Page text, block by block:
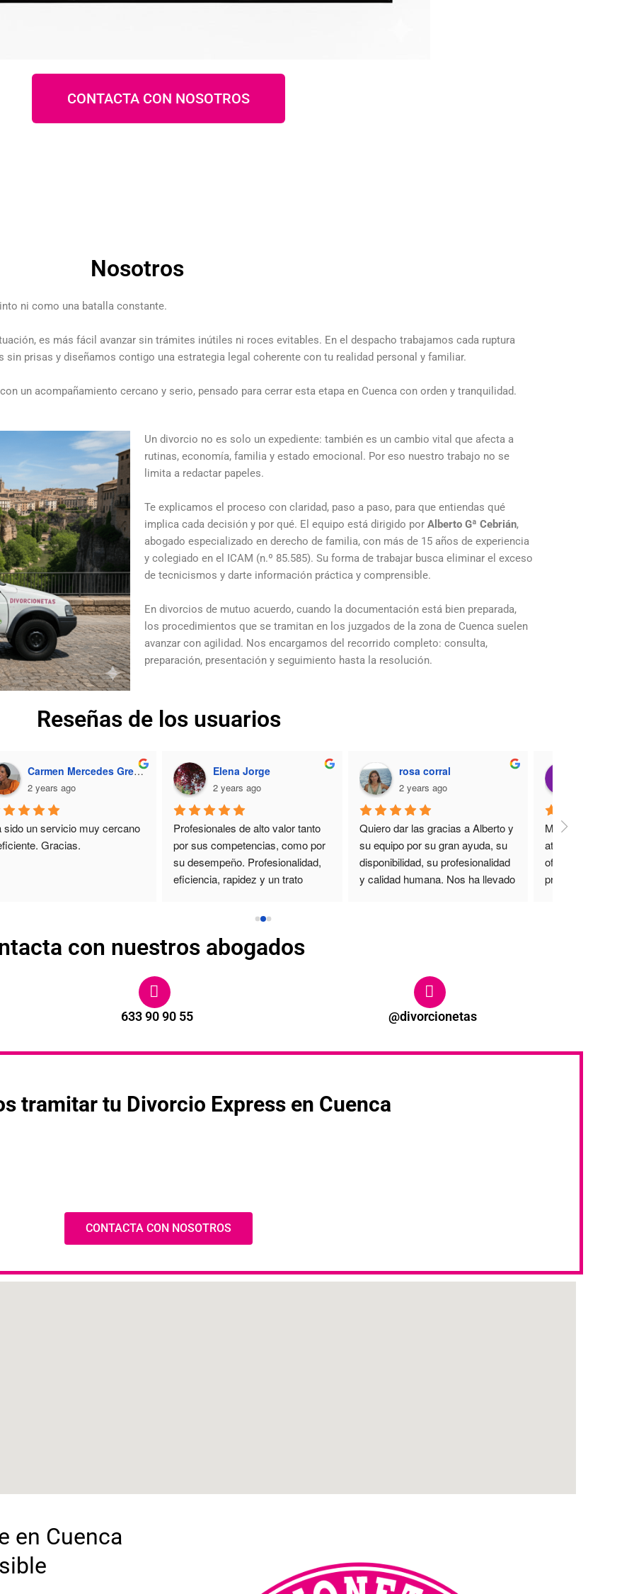
CONTACTA CON NOSOTROS
Nosotros
ni como una batalla constante.
es más fácil avanzar sin trámites inútiles ni roces evitables. En el despacho trabajamos cada ruptura
prisas y diseñamos contigo una estrategia legal coherente con tu realidad personal y familiar.
un acompañamiento cercano y serio, pensado para cerrar esta etapa en Cuenca con orden y tranquilidad.
Un divorcio no es solo un expediente: también es un cambio vital que afecta a
rutinas, economía, familia y estado emocional. Por eso nuestro trabajo no se
limita a redactar papeles.
Te explicamos el proceso con claridad, paso a paso, para que entiendas qué
implica cada decisión y por qué. El equipo está dirigido por Alberto Gª Cebrián,
abogado especializado en derecho de familia, con más de 15 años de experiencia
y colegiado en el ICAM (n.º 85.585). Su forma de trabajar busca eliminar el exceso
de tecnicismos y darte información práctica y comprensible.
En divorcios de mutuo acuerdo, cuando la documentación está bien preparada,
los procedimientos que se tramitan en los juzgados de la zona de Cuenca suelen
avanzar con agilidad. Nos encargamos del recorrido completo: consulta,
preparación, presentación y seguimiento hasta la resolución.
Reseñas de los usuarios
Carmen Mercedes Green Marte
2 years ago
sido un servicio muy cercano
Gracias.
Elena Jorge
2 years ago
Profesionales de alto valor tanto
por sus competencias, como por
su desempeño. Profesionalidad,
eficiencia, rapidez y un trato
en cada detalle de su
Magnifico en todos los aspectos.
rosa corral
2 years ago
Quiero dar las gracias a Alberto y
su equipo por su gran ayuda, su
disponibilidad, su profesionalidad
y calidad humana. Nos ha llevado
Muchas gracias
atención y
ofrecerme
precisa de una
con nuestros abogados
633 90 90 55 @divorcionetas
tramitar tu Divorcio Express en Cuenca
CONTACTA CON NOSOTROS
en Cuenca